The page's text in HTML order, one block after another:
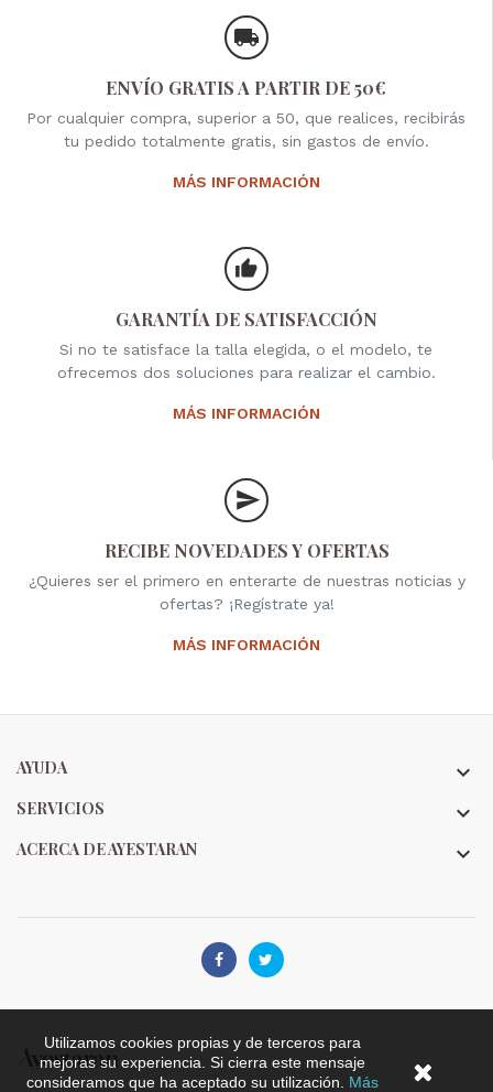
ENVÍO GRATIS A PARTIR DE 50€
Por cualquier compra, superior a 50, que realices, recibirás
tu pedido totalmente gratis, sin gastos de envío.
MÁS INFORMACIÓN
GARANTÍA DE SATISFACCIÓN
Si no te satisface la talla elegida, o el modelo, te
ofrecemos dos soluciones para realizar el cambio.
MÁS INFORMACIÓN
RECIBE NOVEDADES Y OFERTAS
¿Quieres ser el primero en enterarte de nuestras noticias y
ofertas? ¡Regístrate ya!
MÁS INFORMACIÓN
AYUDA 
SERVICIOS 
ACERCA DE AYESTARAN 
Utilizamos cookies propias y de terceros para
mejoras su experiencia. Si cierra este mensaje
consideramos que ha aceptado su utilización. Más
 